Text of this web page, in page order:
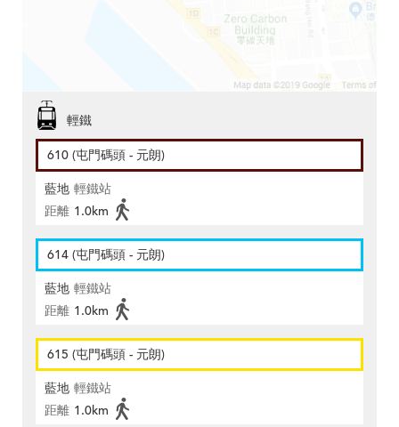
輕鐵
610 (屯門碼頭 - 元朗)
藍地 輕鐵站
距離 1.0km
614 (屯門碼頭 - 元朗)
藍地 輕鐵站
距離 1.0km
615 (屯門碼頭 - 元朗)
藍地 輕鐵站
距離 1.0km